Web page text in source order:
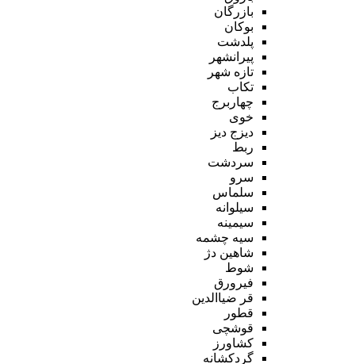
بازرگان
بوکان
پلدشت
پیرانشهر
تازه شهر
تکاب
چهاربرج
خوی
دیزج دیز
ربط
سردشت
سرو
سلماس
سیلوانه
سیمینه
سیه چشمه
شاهین دژ
شوط
فیرورق
قر ضیاالدین
قطور
قوشچی
کشاورز
گردکشانه